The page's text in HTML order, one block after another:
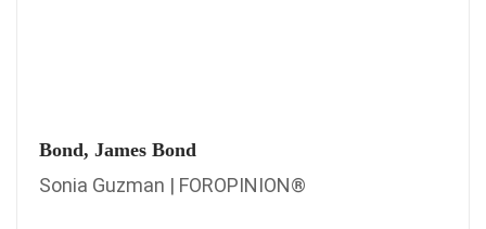
Bond, James Bond
Sonia Guzman | FOROPINION®